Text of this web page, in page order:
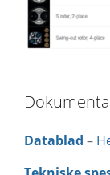
Datablad –